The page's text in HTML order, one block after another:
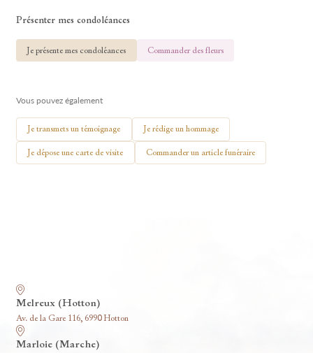
Présenter mes condoléances
Je présente mes condoléances Commander des fleurs
Vous pouvez également
Je transmets un témoignage Je rédige un hommage
Je dépose une carte de visite Commander un article funéraire
Melreux (Hotton)
Av. de la Gare 116, 6990 Hotton
Marloie (Marche)